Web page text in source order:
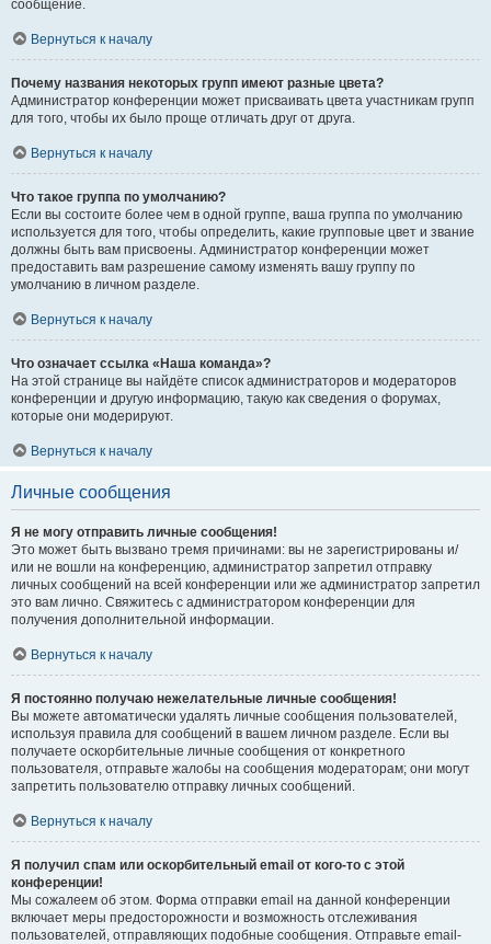
сообщение.
Вернуться к началу
Почему названия некоторых групп имеют разные цвета?
Администратор конференции может присваивать цвета участникам групп
для того, чтобы их было проще отличать друг от друга.
Вернуться к началу
Что такое группа по умолчанию?
Если вы состоите более чем в одной группе, ваша группа по умолчанию
используется для того, чтобы определить, какие групповые цвет и звание
должны быть вам присвоены. Администратор конференции может
предоставить вам разрешение самому изменять вашу группу по
умолчанию в личном разделе.
Вернуться к началу
Что означает ссылка «Наша команда»?
На этой странице вы найдёте список администраторов и модераторов
конференции и другую информацию, такую как сведения о форумах,
которые они модерируют.
Вернуться к началу
Личные сообщения
Я не могу отправить личные сообщения!
Это может быть вызвано тремя причинами: вы не зарегистрированы и/
или не вошли на конференцию, администратор запретил отправку
личных сообщений на всей конференции или же администратор запретил
это вам лично. Свяжитесь с администратором конференции для
получения дополнительной информации.
Вернуться к началу
Я постоянно получаю нежелательные личные сообщения!
Вы можете автоматически удалять личные сообщения пользователей,
используя правила для сообщений в вашем личном разделе. Если вы
получаете оскорбительные личные сообщения от конкретного
пользователя, отправьте жалобы на сообщения модераторам; они могут
запретить пользователю отправку личных сообщений.
Вернуться к началу
Я получил спам или оскорбительный email от кого-то с этой
конференции!
Мы сожалеем об этом. Форма отправки email на данной конференции
включает меры предосторожности и возможность отслеживания
пользователей, отправляющих подобные сообщения. Отправьте email-